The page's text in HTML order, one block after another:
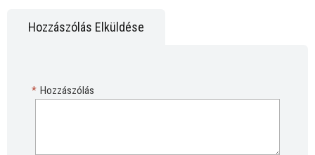
Hozzászólás Elküldése
Hozzászólás
*